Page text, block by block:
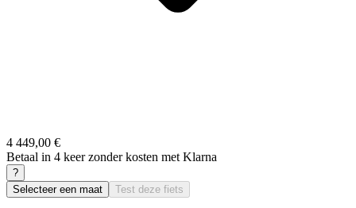
4 449,00 €
Betaal in 4 keer zonder kosten met Klarna
?
Selecteer een maat
Test deze fiets